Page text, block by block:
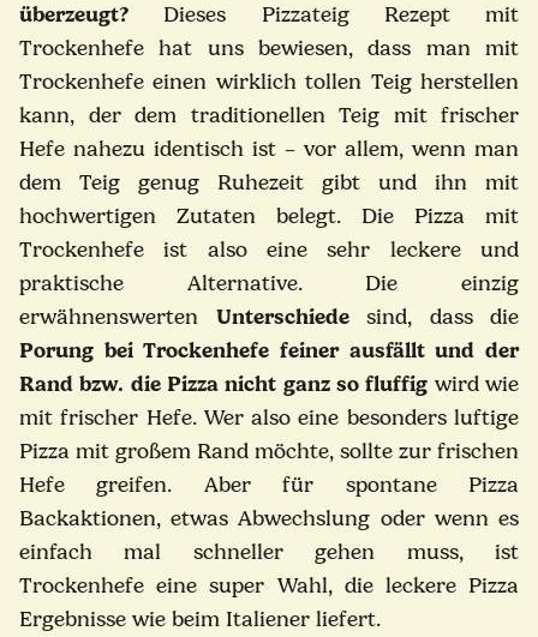
überzeugt? Dieses Pizzateig Rezept mit
Trockenhefe hat uns bewiesen, dass man mit
Trockenhefe einen wirklich tollen Teig herstellen
kann, der dem traditionellen Teig mit frischer
Hefe nahezu identisch ist – vor allem, wenn man
dem Teig genug Ruhezeit gibt und ihn mit
hochwertigen Zutaten belegt. Die Pizza mit
Trockenhefe ist also eine sehr leckere und
praktische Alternative. Die einzig
erwähnenswerten Unterschiedesind, dass die
Porung bei Trockenhefe feiner ausfällt und der
Rand bzw. die Pizza nicht ganz so fluffig wird wie
mit frischer Hefe. Wer also eine besonders luftige
Pizza mit großem Rand möchte, sollte zur frischen
Hefe greifen. Aber für spontane Pizza
Backaktionen, etwas Abwechslung oder wenn es
einfach mal schneller gehen muss, ist
Trockenhefe eine super Wahl, die leckere Pizza
Ergebnisse wie beim Italiener liefert.